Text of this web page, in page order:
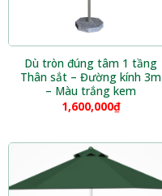
Dù tròn đúng tâm 1 tầng
Thân sắt – Đường kính 3m
– Màu trắng kem
1,600,000₫